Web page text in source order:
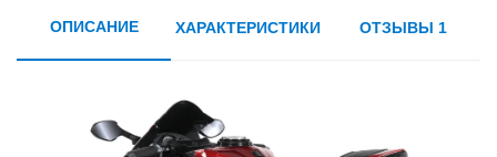
ОПИСАНИЕ ХАРАКТЕРИСТИКИ ОТЗЫВЫ 1